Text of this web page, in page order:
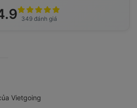
349 đánh giá
Vietgoing